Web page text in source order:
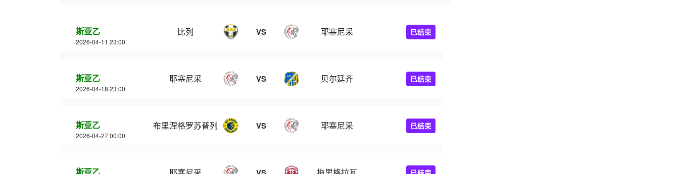
斯亚乙
2026-04-11 23:00
比列 VS 耶塞尼采 已结束
斯亚乙
2026-04-18 23:00
耶塞尼采 VS 贝尔廷齐 已结束
斯亚乙
2026-04-27 00:00
布里涅格罗苏普列 VS 耶塞尼采 已结束